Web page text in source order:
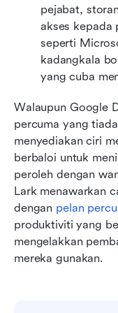
pejabat,
akses
seperti
kadangkala
yang cuba
Walaupun Google
percuma yang
menyediakan ciri
berbaloi untuk
peroleh dengan
Lark menawarkan
dengan pelan
produktiviti yang
mengelakkan
mereka gunakan.